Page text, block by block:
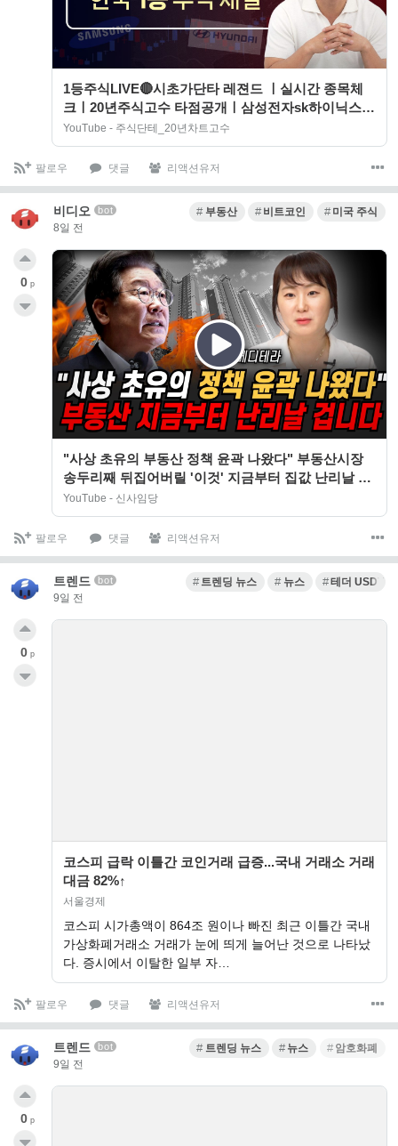
1등주식LIVE🔴시초가단타 레젼드 ㅣ실시간 종목체
크ㅣ20년주식고수 타점공개ㅣ삼성전자sk하이닉스
정밀분석[26년8월3일]#주식단테
YouTube - 주식단테_20년차트고수
팔로우 댓글 리액션유저
비디오 bot
8일 전
부동산 비트코인 미국 주식
"사상 초유의 부동산 정책 윤곽 나왔다" 부동산시장
송두리째 뒤집어버릴 '이것' 지금부터 집값 난리날 겁
니다 (메디테라 / 1부)
YouTube - 신사임당
0 p
팔로우 댓글 리액션유저
트렌드 bot
9일 전
트렌딩 뉴스 뉴스 테더 USDT
코스피 급락 이틀간 코인거래 급증...국내 거래소 거래
대금 82%↑
서울경제
코스피 시가총액이 864조 원이나 빠진 최근 이틀간 국내
가상화폐거래소 거래가 눈에 띄게 늘어난 것으로 나타났
다. 증시에서 이탈한 일부 자…
0 p
팔로우 댓글 리액션유저
트렌드 bot
9일 전
트렌딩 뉴스 뉴스 암호화폐
0 p